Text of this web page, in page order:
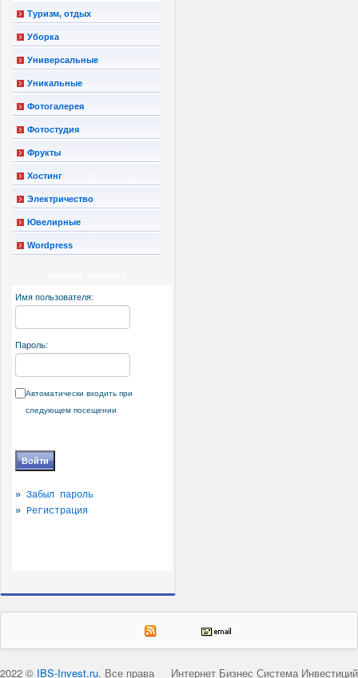
Туризм, отдых
Уборка
Универсальные
Уникальные
Фотогалерея
Фотостудия
Фрукты
Хостинг
Электричество
Ювелирные
Wordpress
Имя пользователя:
Пароль:
Автоматически входить при
следующем посещении
» Забыл пароль
» Регистрация
Интернет Бизнес Система Инвестиций
2022 © IBS-Invest.ru. Все права